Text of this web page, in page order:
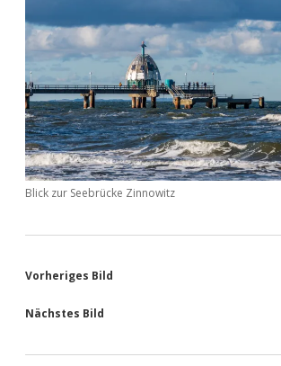
Blick zur Seebrücke Zinnowitz
Vorheriges Bild
Nächstes Bild